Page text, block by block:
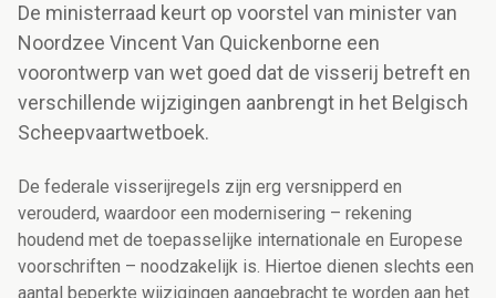
De ministerraad keurt op voorstel van minister van
Noordzee Vincent Van Quickenborne een
voorontwerp van wet goed dat de visserij betreft en
verschillende wijzigingen aanbrengt in het Belgisch
Scheepvaartwetboek.
De federale visserijregels zijn erg versnipperd en
verouderd, waardoor een modernisering – rekening
houdend met de toepasselijke internationale en Europese
voorschriften – noodzakelijk is. Hiertoe dienen slechts een
aantal beperkte wijzigingen aangebracht te worden aan het